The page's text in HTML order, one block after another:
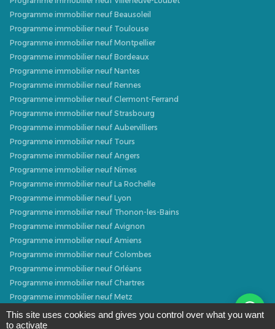
Programme immobilier neuf Beausoleil
Programme immobilier neuf Toulouse
Programme immobilier neuf Montpellier
Programme immobilier neuf Bordeaux
Programme immobilier neuf Nantes
Programme immobilier neuf Rennes
Programme immobilier neuf Clermont-Ferrand
Programme immobilier neuf Strasbourg
Programme immobilier neuf Aubervilliers
Programme immobilier neuf Tours
Programme immobilier neuf Angers
Programme immobilier neuf Nîmes
Programme immobilier neuf La Rochelle
Programme immobilier neuf Lyon
Programme immobilier neuf Thonon-les-Bains
Programme immobilier neuf Avignon
Programme immobilier neuf Amiens
Programme immobilier neuf Colombes
Programme immobilier neuf Orléans
Programme immobilier neuf Chartres
Programme immobilier neuf Metz
Programme immobilier neuf Caen
Programme immobilier neuf Dijon
This site uses cookies and gives you control over what you want
to activate